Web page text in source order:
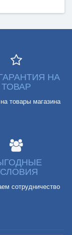
НА
ТОВАР
на товары магазина
сотрудничество